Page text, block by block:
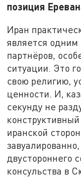
позиция
Иран
является
партнёров,
ситуации. Это
свою религию,
ценности. И,
секунду не
иранской
двустороннего
консульства в